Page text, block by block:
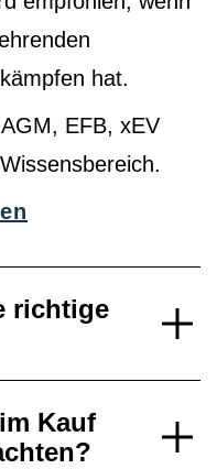
hat.
EFB, xEV
richtige
Kauf